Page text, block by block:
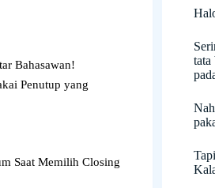
tata
Bahasawan!
Penutup yang
Saat Memilih Closing